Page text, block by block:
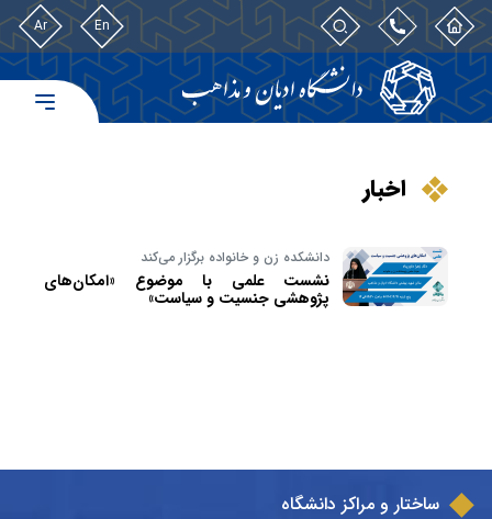
En
Ar
اخبار
دانشکده زن و خانواده برگزار می‌کند
نشست علمی با موضوع «امکان‌های
پژوهشی جنسیت و سیاست»
ساختار و مراکز دانشگاه